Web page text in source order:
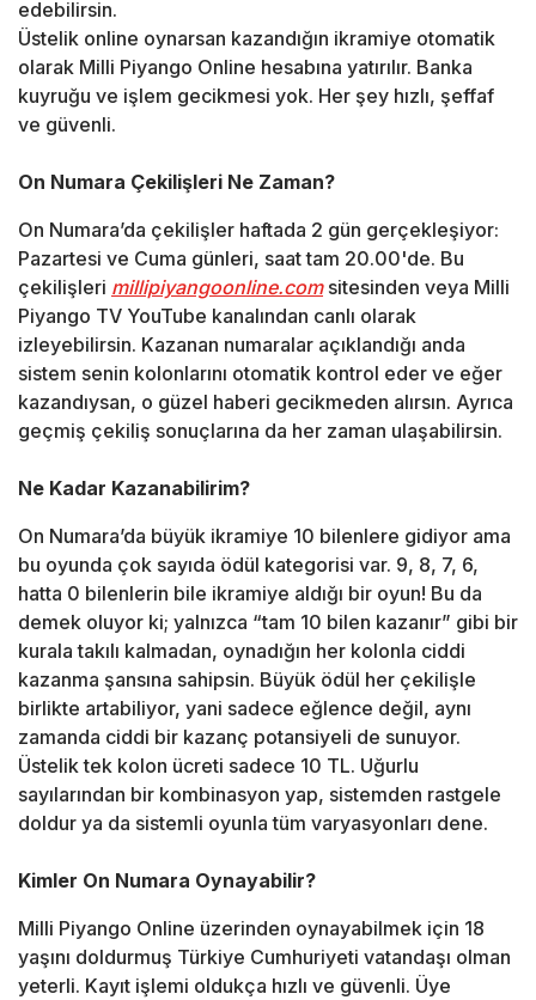
edebilirsin.
Üstelik online oynarsan kazandığın ikramiye otomatik
olarak Milli Piyango Online hesabına yatırılır. Banka
kuyruğu ve işlem gecikmesi yok. Her şey hızlı, şeffaf
ve güvenli.
On Numara Çekilişleri Ne Zaman?
On Numara’da çekilişler haftada 2 gün gerçekleşiyor:
Pazartesi ve Cuma günleri, saat tam 20.00'de. Bu
çekilişleri millipiyangoonline.comsitesinden veya Milli
Piyango TV YouTube kanalından canlı olarak
izleyebilirsin. Kazanan numaralar açıklandığı anda
sistem senin kolonlarını otomatik kontrol eder ve eğer
kazandıysan, o güzel haberi gecikmeden alırsın. Ayrıca
geçmiş çekiliş sonuçlarına da her zaman ulaşabilirsin.
Ne Kadar Kazanabilirim?
On Numara’da büyük ikramiye 10 bilenlere gidiyor ama
bu oyunda çok sayıda ödül kategorisi var. 9, 8, 7, 6,
hatta 0 bilenlerin bile ikramiye aldığı bir oyun! Bu da
demek oluyor ki; yalnızca “tam 10 bilen kazanır” gibi bir
kurala takılı kalmadan, oynadığın her kolonla ciddi
kazanma şansına sahipsin. Büyük ödül her çekilişle
birlikte artabiliyor, yani sadece eğlence değil, aynı
zamanda ciddi bir kazanç potansiyeli de sunuyor.
Üstelik tek kolon ücreti sadece 10 TL. Uğurlu
sayılarından bir kombinasyon yap, sistemden rastgele
doldur ya da sistemli oyunla tüm varyasyonları dene.
Kimler On Numara Oynayabilir?
Milli Piyango Online üzerinden oynayabilmek için 18
yaşını doldurmuş Türkiye Cumhuriyeti vatandaşı olman
yeterli. Kayıt işlemi oldukça hızlı ve güvenli. Üye